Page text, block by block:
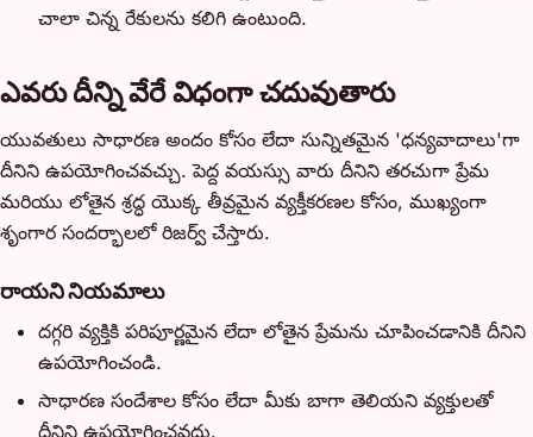
చాలా చిన్న రేకులను కలిగి ఉంటుంది.
ఎవరు దీన్ని వేరే విధంగా చదువుతారు
యువతులు సాధారణ అందం కోసం లేదా సున్నితమైన 'ధన్యవాదాలు'గా
దీనిని ఉపయోగించవచ్చు. పెద్ద వయస్సు వారు దీనిని తరచుగా ప్రేమ
మరియు లోతైన శ్రద్ధ యొక్క తీవ్రమైన వ్యక్తీకరణల కోసం, ముఖ్యంగా
శృంగార సందర్భాలలో రిజర్వ్ చేస్తారు.
రాయని నియమాలు
దగ్గరి వ్యక్తికి పరిపూర్ణమైన లేదా లోతైన ప్రేమను చూపించడానికి దీనిని
ఉపయోగించండి.
సాధారణ సందేశాల కోసం లేదా మీకు బాగా తెలియని వ్యక్తులతో
దీనిని ఉపయోగించవద్దు.